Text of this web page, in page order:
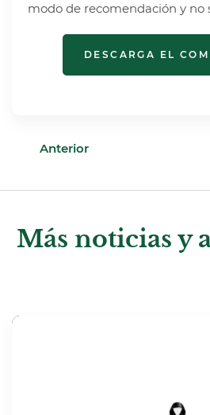
modo de recomendación y no
DESCARGA EL
Anterior
Más noticias y